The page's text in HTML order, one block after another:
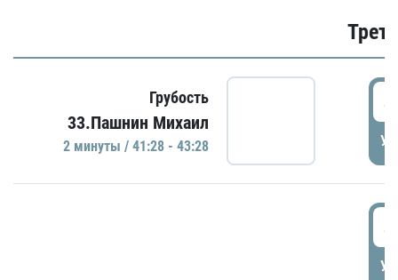
Грубость
33.Пашнин Михаил
2 минуты / 41:28 - 43:28